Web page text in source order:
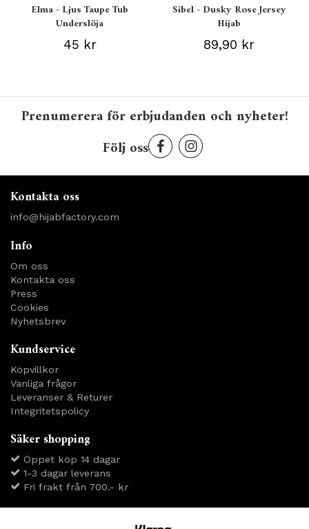
Elma - Ljus Taupe Tub
Underslöja
45 kr
Sibel - Dusky Rose Jersey
Hijab
89,90 kr
Prenumerera för erbjudanden och nyheter!
Följ oss
Kontakta oss
info@hijabfactory.com
Info
Om oss
Kontakta oss
Press
Cookies
Nyhetsbrev
Kundservice
Köpvillkor
Vanliga frågor
Leveranser & Returer
Integritetspolicy
Säker shopping
Öppet köp 14 dagar
1-3 dagar leverans
Fri frakt från 700.- kr